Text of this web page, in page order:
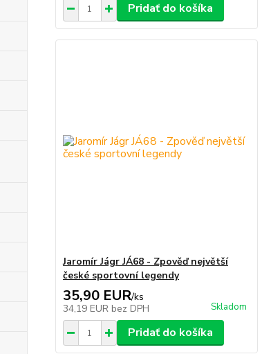
Pridať do košíka
Jaromír Jágr JÁ68 - Zpověď největší
české sportovní legendy
35,90 EUR/ks
34,19 EUR bez DPH Skladom
Pridať do košíka